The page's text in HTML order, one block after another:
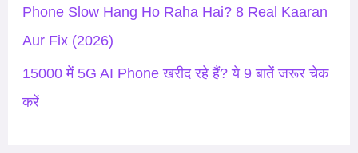
Phone Slow Hang Ho Raha Hai? 8 Real Kaaran
Aur Fix (2026)
15000 में 5G AI Phone खरीद रहे हैं? ये 9 बातें जरूर चेक
करें